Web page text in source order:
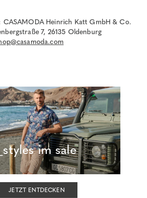
CASAMODA Heinrich Katt GmbH & Co.
7, 26135 Oldenburg
im sale
JETZT ENTDECKEN